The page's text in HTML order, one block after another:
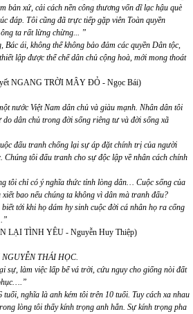
bản xứ, cải cách nền công thương vốn dĩ lạc hậu què
đáp. Tôi cũng đã trực tiếp gặp viên Toàn quyền
ta rất lừng chừng... ”
Bác ái, không thể không bảo đảm các quyền Dân tộc,
lập được thể chế dân chủ cộng hoà, mới mong thoát
TRỜI MÂY ĐỎ - Ngọc Bái)
nước Việt Nam dân chủ và giàu mạnh. Nhân dân tôi
dân chủ trong đời sống riêng tư và đời sống xã
đấu tranh chống lại sự áp đặt chính trị của người
Chúng tôi đấu tranh cho sự độc lập về nhân cách chính
tôi chỉ có ý nghĩa thức tỉnh lòng dân… Cuộc sống của
bao nếu chúng ta không vì dân mà tranh đấu?
tới khi họ dám hy sinh cuộc đời cá nhân họ ra cống
YÊU - Nguyễn Huy Thiệp)
THÁI HỌC.
sự, làm việc lấp bể vá trời, cứu nguy cho giống nòi đất
tuổi, nghĩa là anh kém tôi trên 10 tuổi. Tuy cách xa nhau
lòng tôi thấy kính trọng anh hẳn. Sự kính trọng pha